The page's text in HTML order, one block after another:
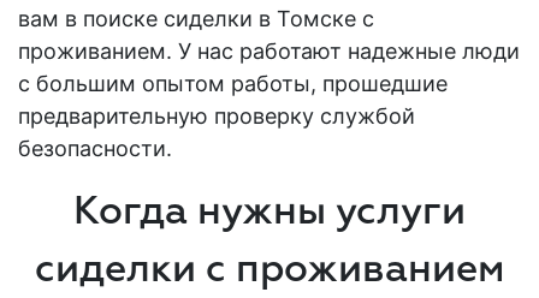
вам в поиске сиделки в Томске с
проживанием. У нас работают надежные люди
с большим опытом работы, прошедшие
предварительную проверку службой
безопасности.
Когда нужны услуги
сиделки с проживанием